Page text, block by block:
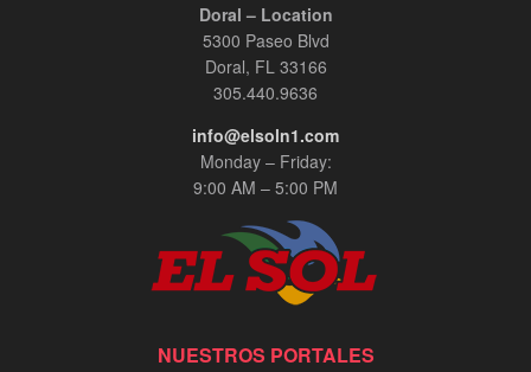
Doral – Location
5300 Paseo Blvd
Doral, FL 33166
305.440.9636
info@elsoln1.com
Monday – Friday:
9:00 AM – 5:00 PM
NUESTROS PORTALES